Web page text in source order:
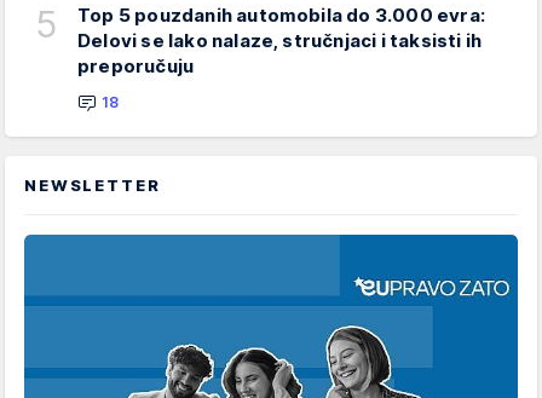
5
Top 5 pouzdanih automobila do 3.000 evra:
Delovi se lako nalaze, stručnjaci i taksisti ih
preporučuju
18
NEWSLETTER